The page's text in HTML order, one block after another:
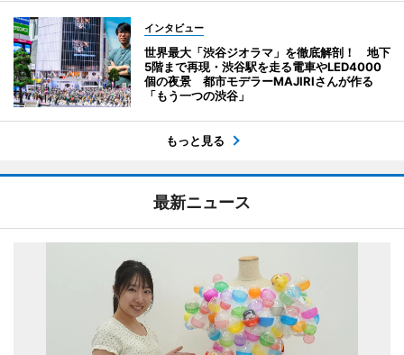
インタビュー
世界最大「渋谷ジオラマ」を徹底解剖！ 地下
5階まで再現・渋谷駅を走る電車やLED4000
個の夜景 都市モデラーMAJIRIさんが作る
「もう一つの渋谷」
もっと見る
最新ニュース